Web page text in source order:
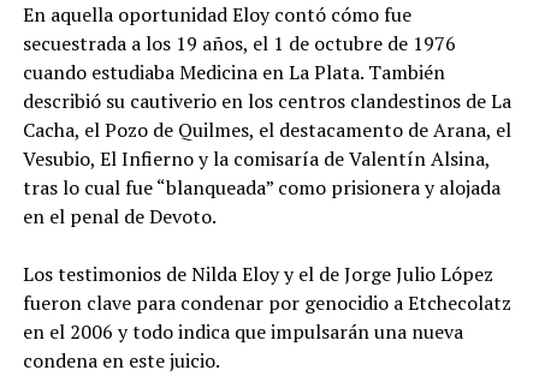
En aquella oportunidad Eloy contó cómo fue
secuestrada a los 19 años, el 1 de octubre de 1976
cuando estudiaba Medicina en La Plata. También
describió su cautiverio en los centros clandestinos de La
Cacha, el Pozo de Quilmes, el destacamento de Arana, el
Vesubio, El Infierno y la comisaría de Valentín Alsina,
tras lo cual fue “blanqueada” como prisionera y alojada
en el penal de Devoto.
Los testimonios de Nilda Eloy y el de Jorge Julio López
fueron clave para condenar por genocidio a Etchecolatz
en el 2006 y todo indica que impulsarán una nueva
condena en este juicio.